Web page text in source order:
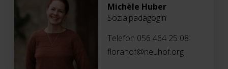
Michèle Huber
Sozialpädagogin
Telefon 056 464 25 08
florahof@neuhof.org